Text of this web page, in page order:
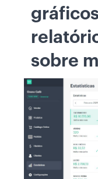
sobre